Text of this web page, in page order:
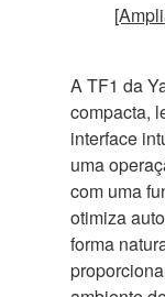
A TF1 da
compacta,
interface
uma
com uma
otimiza
forma